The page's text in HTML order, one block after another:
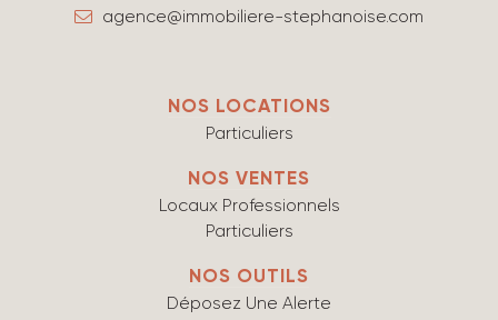
agence@immobiliere-stephanoise.com
NOS LOCATIONS
Particuliers
NOS VENTES
Locaux Professionnels
Particuliers
NOS OUTILS
Déposez Une Alerte